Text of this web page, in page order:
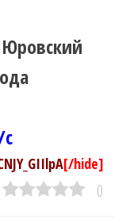
[/hide]
0